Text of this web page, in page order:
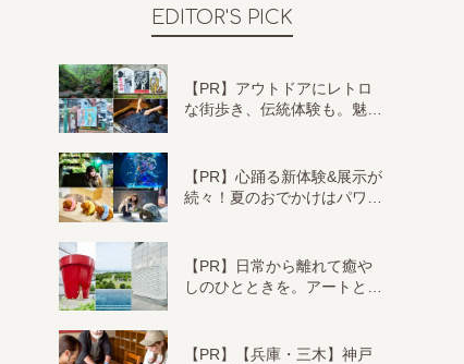
EDITOR'S PICK
【PR】アウトドアにレトロ
な街歩き、伝統体験も。魅…
【PR】心踊る新体験&展示が
続々！夏のおでかけはパワ…
【PR】日常から離れて癒や
しのひとときを。アートと…
【PR】【兵庫・三木】神戸